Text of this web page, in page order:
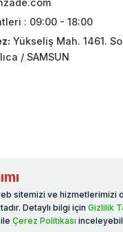
: 09:00 - 18:00
Yükseliş Mah. 1461.
/ SAMSUN
sitemizi ve hizmetlerimizi
Detaylı bilgi için Gizlilik
ile Çerez Politikası